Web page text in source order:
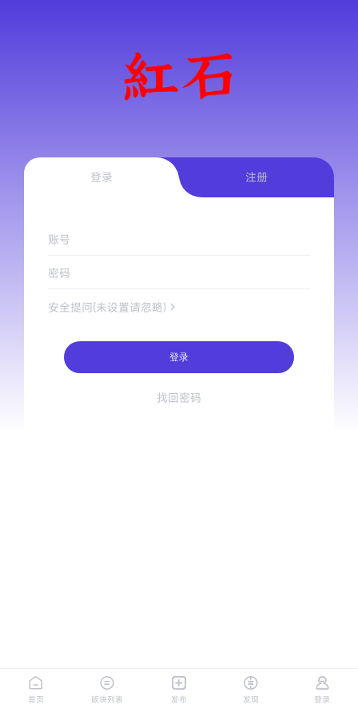
登录 注册
账号
密码
安全提问(未设置请忽略)
登录
找回密码
首页 版块列表 发布 发现 登录